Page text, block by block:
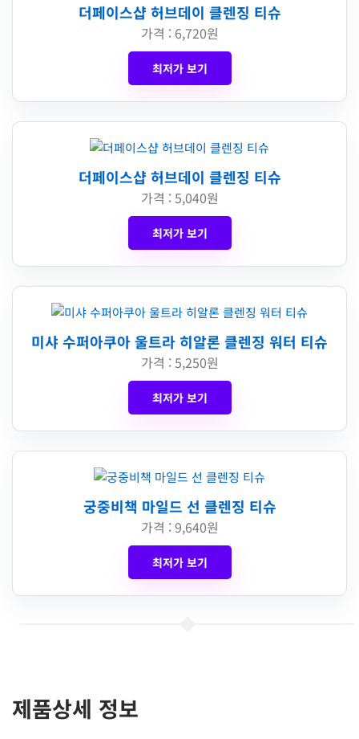
더페이스샵 허브데이 클렌징 티슈
가격 : 6,720원
최저가 보기
더페이스샵 허브데이 클렌징 티슈
가격 : 5,040원
최저가 보기
미샤 수퍼아쿠아 울트라 히알론 클렌징 워터 티슈
가격 : 5,250원
최저가 보기
궁중비책 마일드 선 클렌징 티슈
가격 : 9,640원
최저가 보기
제품상세 정보